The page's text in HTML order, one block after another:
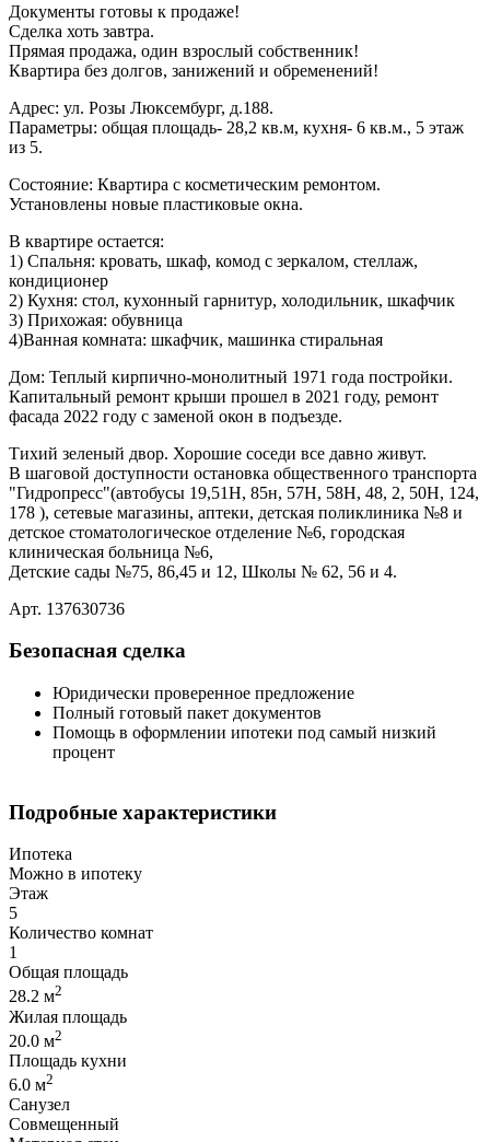
Документы готовы к продаже!
Сделка хоть завтра.
Прямая продажа, один взрослый собственник!
Квартира без долгов, занижений и обременений!
Адрес: ул. Розы Люксембург, д.188.
Параметры: общая площадь- 28,2 кв.м, кухня- 6 кв.м., 5 этаж
из 5.
Состояние: Квартира с косметическим ремонтом.
Установлены новые пластиковые окна.
В квартире остается:
1) Спальня: кровать, шкаф, комод с зеркалом, стеллаж,
кондиционер
2) Кухня: стол, кухонный гарнитур, холодильник, шкафчик
3) Прихожая: обувница
4)Ванная комната: шкафчик, машинка стиральная
Дом: Теплый кирпично-монолитный 1971 года постройки.
Капитальный ремонт крыши прошел в 2021 году, ремонт
фасада 2022 году с заменой окон в подъезде.
Тихий зеленый двор. Хорошие соседи все давно живут.
В шаговой доступности остановка общественного транспорта
"Гидропресс"(автобусы 19,51Н, 85н, 57Н, 58Н, 48, 2, 50Н, 124,
178 ), сетевые магазины, аптеки, детская поликлиника №8 и
детское стоматологическое отделение №6, городская
клиническая больница №6,
Детские сады №75, 86,45 и 12, Школы № 62, 56 и 4.
Арт. 137630736
Безопасная сделка
Юридически проверенное предложение
Полный готовый пакет документов
Помощь в оформлении ипотеки под самый низкий
процент
Подробные характеристики
Ипотека
Можно в ипотеку
Этаж
5
Количество комнат
1
Общая площадь
28.2 м2
Жилая площадь
20.0 м2
Площадь кухни
6.0 м2
Санузел
Совмещенный